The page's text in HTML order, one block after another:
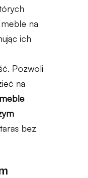
na
ich
Pozwoli
na
bez